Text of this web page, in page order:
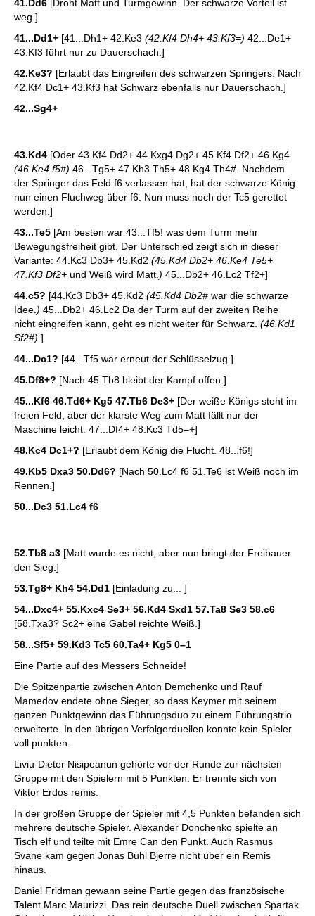
41.Dd6
[Droht Matt und Turmgewinn. Der schwarze Vorteil ist
weg.]
41...Dd1+ [41...Dh1+ 42.Ke3 (42.Kf4 Dh4+ 43.Kf3=) 42...De1+
43.Kf3 führt nur zu Dauerschach.]
42.Ke3? [Erlaubt das Eingreifen des schwarzen Springers. Nach
42.Kf4 Dc1+ 43.Kf3 hat Schwarz ebenfalls nur Dauerschach.]
42...Sg4+
43.Kd4 [Oder 43.Kf4 Dd2+ 44.Kxg4 Dg2+ 45.Kf4 Df2+ 46.Kg4
(46.Ke4 f5#) 46...Tg5+ 47.Kh3 Th5+ 48.Kg4 Th4#. Nachdem
der Springer das Feld f6 verlassen hat, hat der schwarze König
nun einen Fluchweg über f6. Nun muss noch der Tc5 gerettet
werden.]
43...Te5 [Am besten war 43...Tf5! was dem Turm mehr
Bewegungsfreiheit gibt. Der Unterschied zeigt sich in dieser
Variante: 44.Kc3 Db3+ 45.Kd2 (45.Kd4 Db2+ 46.Ke4 Te5+
47.Kf3 Df2+ und Weiß wird Matt. ) 45...Db2+ 46.Lc2 Tf2+]
44.c5? [44.Kc3 Db3+ 45.Kd2 (45.Kd4 Db2# war die schwarze
Idee. ) 45...Db2+ 46.Lc2 Da der Turm auf der zweiten Reihe
nicht eingreifen kann, geht es nicht weiter für Schwarz. (46.Kd1
Sf2#) ]
44...Dc1? [44...Tf5 war erneut der Schlüsselzug.]
45.Df8+? [Nach 45.Tb8 bleibt der Kampf offen.]
45...Kf6 46.Td6+ Kg5 47.Tb6 De3+ [Der weiße Königs steht im
freien Feld, aber der klarste Weg zum Matt fällt nur der
Maschine leicht. 47...Df4+ 48.Kc3 Td5–+]
48.Kc4 Dc1+? [Erlaubt dem König die Flucht. 48...f6!]
49.Kb5 Dxa3 50.Dd6? [Nach 50.Lc4 f6 51.Te6 ist Weiß noch im
Rennen.]
50...Dc3 51.Lc4 f6
52.Tb8 a3 [Matt wurde es nicht, aber nun bringt der Freibauer
den Sieg.]
53.Tg8+ Kh4 54.Dd1 [Einladung zu... ]
54...Dxc4+ 55.Kxc4 Se3+ 56.Kd4 Sxd1 57.Ta8 Se3 58.c6
[58.Txa3? Sc2+ eine Gabel reichte Weiß.]
58...Sf5+ 59.Kd3 Tc5 60.Ta4+ Kg5 0–1
Eine Partie auf des Messers Schneide!
Die Spitzenpartie zwischen Anton Demchenko und Rauf
Mamedov endete ohne Sieger, so dass Keymer mit seinem
ganzen Punktgewinn das Führungsduo zu einem Führungstrio
erweiterte. In den übrigen Verfolgerduellen konnte kein Spieler
voll punkten.
Liviu-Dieter Nisipeanun gehörte vor der Runde zur nächsten
Gruppe mit den Spielern mit 5 Punkten. Er trennte sich von
Viktor Erdos remis.
In der großen Gruppe der Spieler mit 4,5 Punkten befanden sich
mehrere deutsche Spieler. Alexander Donchenko spielte an
Tisch elf und teilte mit Emre Can den Punkt. Auch Rasmus
Svane kam gegen Jonas Buhl Bjerre nicht über ein Remis
hinaus.
Daniel Fridman gewann seine Partie gegen das französische
Talent Marc Maurizzi. Das rein deutsche Duell zwischen Spartak